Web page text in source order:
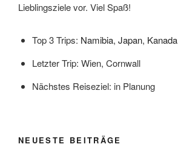
Lieblingsziele vor. Viel Spaß!
Top 3 Trips: Namibia, Japan, Kanada
Letzter Trip: Wien, Cornwall
Nächstes Reiseziel: in Planung
NEUESTE BEITRÄGE